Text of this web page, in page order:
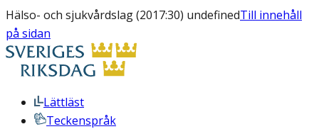
Hälso- och sjukvårdslag (2017:30) undefinedTill innehåll
på sidan
Lättläst
Teckenspråk